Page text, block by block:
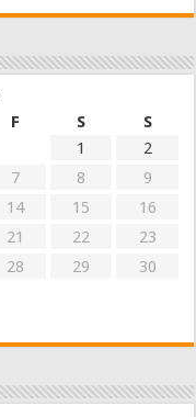
F S
S
1
2
7 8
9
14 15
16
21 22
23
28 29
30